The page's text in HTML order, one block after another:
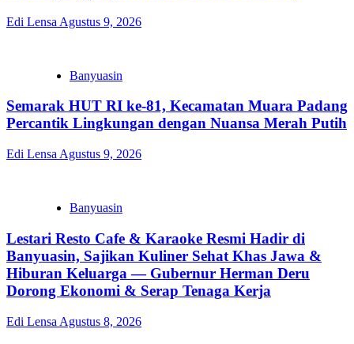
Edi Lensa Agustus 9, 2026
Banyuasin
Semarak HUT RI ke-81, Kecamatan Muara Padang
Percantik Lingkungan dengan Nuansa Merah Putih
Edi Lensa Agustus 9, 2026
Banyuasin
Lestari Resto Cafe & Karaoke Resmi Hadir di
Banyuasin, Sajikan Kuliner Sehat Khas Jawa &
Hiburan Keluarga — Gubernur Herman Deru
Dorong Ekonomi & Serap Tenaga Kerja
Edi Lensa Agustus 8, 2026